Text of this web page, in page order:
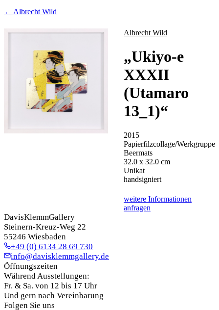
← Albrecht Wild
Albrecht Wild
„Ukiyo-e
XXXII
(Utamaro
13_1)“
2015
Papierfilzcollage/Werkgruppe
Beermats
32.0 x 32.0 cm
Unikat
handsigniert
weitere Informationen
anfragen
DavisKlemmGallery
Steinern-Kreuz-Weg 22
55246 Wiesbaden
+49 (0) 6134 28 69 730
info@davisklemmgallery.de
Öffnungszeiten
Während Ausstellungen:
Fr. & Sa. von 12 bis 17 Uhr
Und gern nach Vereinbarung
Folgen Sie uns